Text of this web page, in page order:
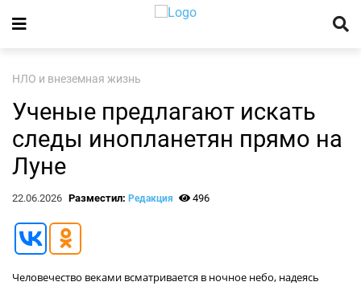
НЛО и внеземная жизнь
Ученые предлагают искать
следы инопланетян прямо на
Луне
22.06.2026 Разместил: Редакция 496
Человечество веками всматривается в ночное небо, надеясь